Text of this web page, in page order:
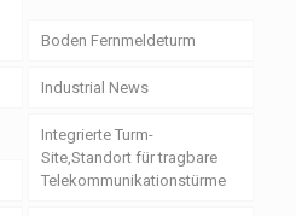
Boden Fernmeldeturm
Industrial News
Integrierte Turm-
Site,Standort für tragbare
Telekommunikationstürme